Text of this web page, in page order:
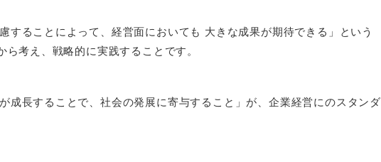
することによって、経営面においても 大きな成果が期待できる」という
考え、戦略的に実践することです。
成長することで、社会の発展に寄与すること」が、企業経営にのスタンダ